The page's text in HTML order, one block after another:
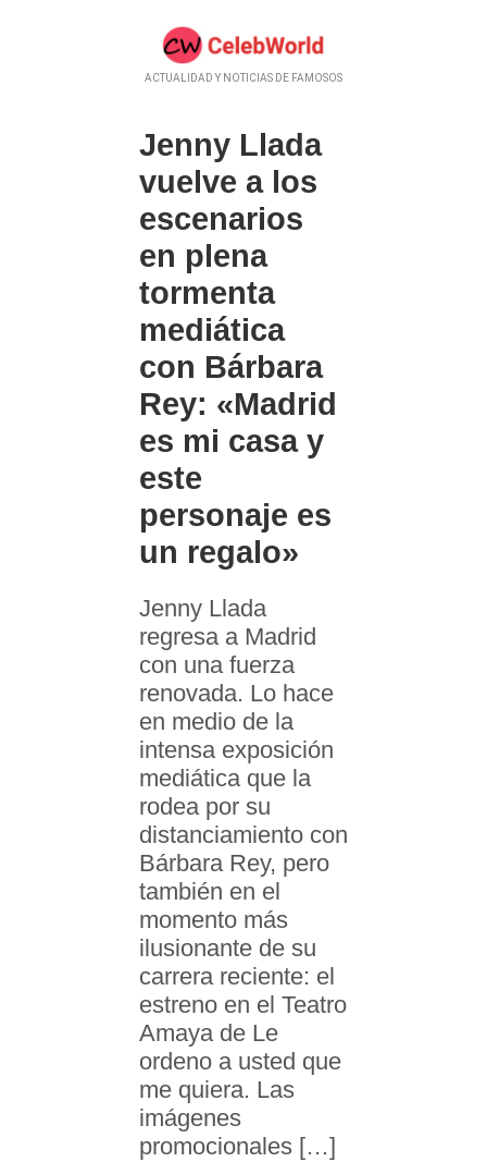
ACTUALIDAD Y NOTICIAS DE FAMOSOS
Jenny Llada
vuelve a los
escenarios
en plena
tormenta
mediática
con Bárbara
Rey: «Madrid
es mi casa y
este
personaje es
un regalo»
Jenny Llada
regresa a Madrid
con una fuerza
renovada. Lo hace
en medio de la
intensa exposición
mediática que la
rodea por su
distanciamiento con
Bárbara Rey, pero
también en el
momento más
ilusionante de su
carrera reciente: el
estreno en el Teatro
Amaya de Le
ordeno a usted que
me quiera. Las
imágenes
promocionales […]